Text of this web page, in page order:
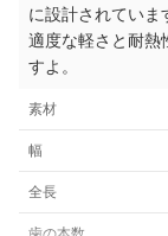
に設計されていま
適度な軽さと耐熱
すよ。
素材
幅
全長